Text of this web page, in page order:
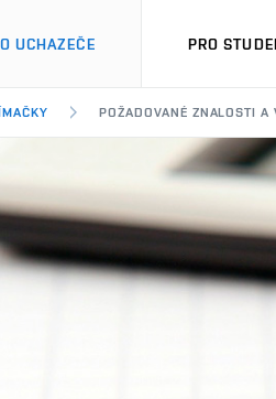
UCHAZEČE PRO
POŽADOVANÉ ZNALOSTI